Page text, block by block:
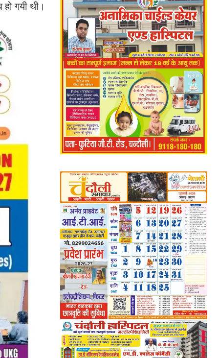
गयी थी।